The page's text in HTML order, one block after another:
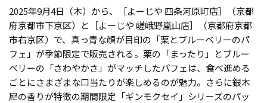
2025年9月4日（木）から、［よーじや 四条河原町店］（京都
府京都市下京区）と［よーじや 嵯峨野嵐山店］（京都府京都
市右京区）で、真っ青な顔が目印の「栗とブルーベリーのパ
フェ」が季節限定で販売される。栗の「まったり」とブルー
ベリーの「さわやかさ」がマッチしたパフェは、食べ進める
ごとにさまざまな口当たりが楽しめるのが魅力。さらに銀木
犀の香りが特徴の期間限定「ギンモクセイ」シリーズのパッ